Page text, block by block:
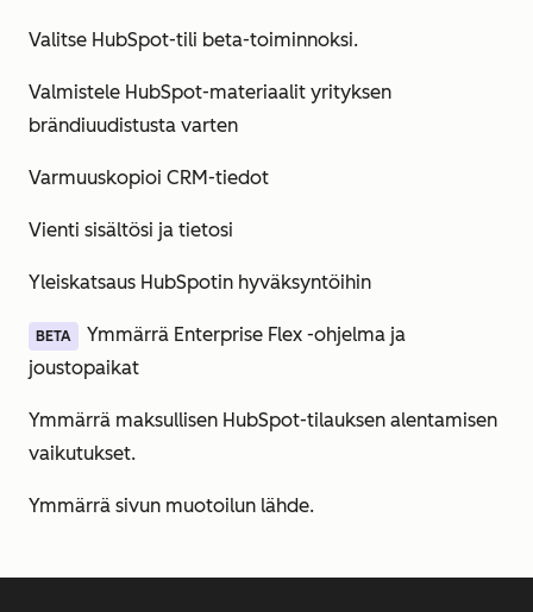
Valitse HubSpot-tili beta-toiminnoksi.
Valmistele HubSpot-materiaalit yrityksen
brändiuudistusta varten
Varmuuskopioi CRM-tiedot
Vienti sisältösi ja tietosi
Yleiskatsaus HubSpotin hyväksyntöihin
BETA
Ymmärrä Enterprise Flex -ohjelma ja
joustopaikat
Ymmärrä maksullisen HubSpot-tilauksen alentamisen
vaikutukset.
Ymmärrä sivun muotoilun lähde.